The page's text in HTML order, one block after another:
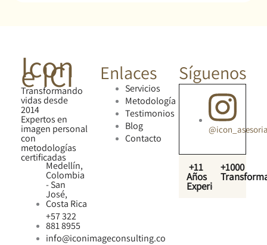
Icon
e ICI
Transformando
vidas desde
2014
Expertos en
imagen personal
con
metodologías
certificadas
Medellín,
Colombia
- San
José,
Costa Rica
+57 322
881 8955
info@iconimageconsulting.co
Enlaces
Servicios
Metodología
Testimonios
Blog
Contacto
Síguenos
+11
Años
Experiencia
+1000